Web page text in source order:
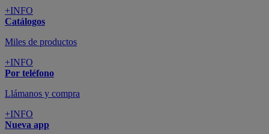
+INFO
Catálogos
Miles de productos
+INFO
Por teléfono
Llámanos y compra
+INFO
Nueva app